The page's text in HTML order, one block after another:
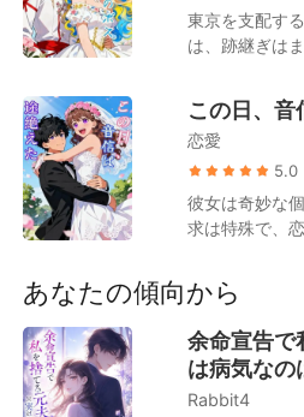
ぎもせず、体
が、彼女の婚
ばれたんだ、
と結婚できる？」 彼女は軽く笑いま
「社長、結婚
よ」
を捨てる瞬間
本星嵐は平然
らせ、平伏させるに至
悔して復縁を
彼を地獄へ蹴
「ダーリン、
てよ」 だが、坂本凛斗もまた、無言で自身
んだ。「です
三つの厄災に
星嵐の離婚、
して三つ目は
東京を支配す
は、跡継ぎは
の女との間に
式の招待状を。 彼の裏切りは、私を突
ばし、お腹の
した。 そして
き落とし、死
た。 だが、私は生き延びた。 建築界の最
身が作り出し
この日、音
恋愛
5.0
彼女は奇妙な個人
求は特殊で、
後、とっくに
ぜか彼女の家のリ
の前に立ち、
る。 「ああ、起きたのか？ ちょうどい
い、見に来て
『謝師の礼』だよ」 彼女はその
あなたの傾向から
余命宣告で
は病気なの
Rabbit4